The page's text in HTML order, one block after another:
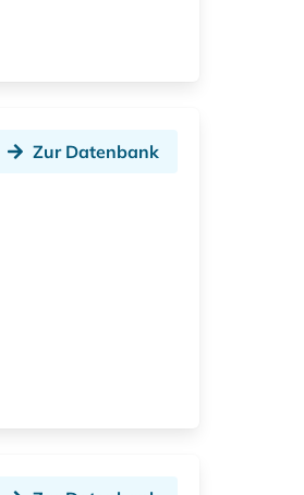
Zur Datenbank